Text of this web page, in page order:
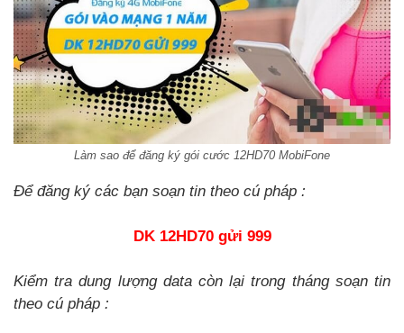
Làm sao để đăng ký gói cước 12HD70 MobiFone
Để đăng ký các bạn soạn tin theo cú pháp :
DK 12HD70 gửi 999
Kiểm tra dung lượng data còn lại trong tháng soạn tin
theo cú pháp :